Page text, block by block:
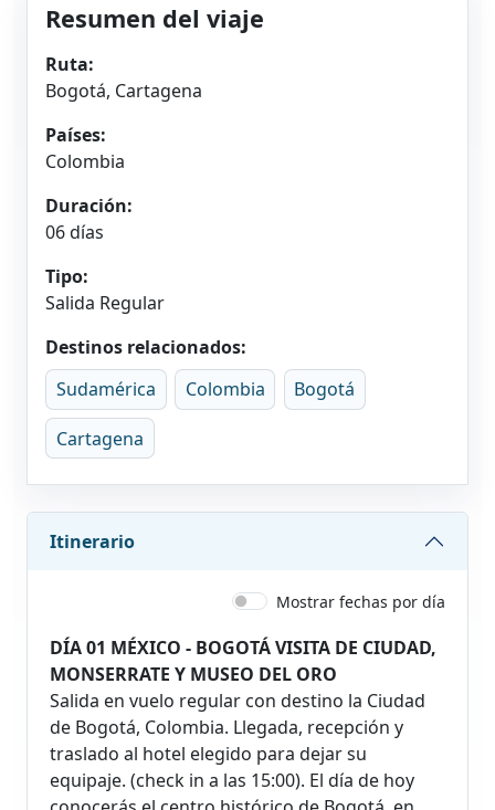
Resumen del viaje
Ruta:
Bogotá, Cartagena
Países:
Colombia
Duración:
06 días
Tipo:
Salida Regular
Destinos relacionados:
Sudamérica
Colombia Bogotá
Cartagena
Itinerario
Mostrar fechas por día
DÍA 01 MÉXICO - BOGOTÁ VISITA DE CIUDAD,
MONSERRATE Y MUSEO DEL ORO
Salida en vuelo regular con destino la Ciudad
de Bogotá, Colombia. Llegada, recepción y
traslado al hotel elegido para dejar su
equipaje. (check in a las 15:00). El día de hoy